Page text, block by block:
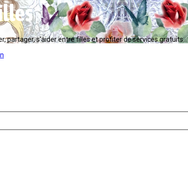
partager, s'aider entre filles et profiter de services gratuits...